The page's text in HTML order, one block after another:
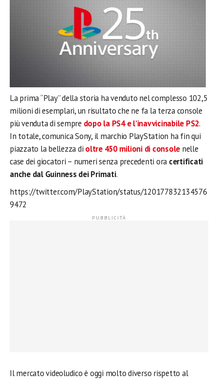
La prima “Play” della storia ha venduto nel complesso 102,5
milioni di esemplari, un risultato che ne fa la terza console
più venduta di sempre dopo la PS4 e l’inavvicinabile PS2.
In totale, comunica Sony, il marchio PlayStation ha fin qui
piazzato la bellezza di oltre 450 milioni di console nelle
case dei giocatori – numeri senza precedenti ora certificati
anche dal Guinness dei Primati.
https://twitter.com/PlayStation/status/120177832134576
9472
Il mercato videoludico è oggi molto diverso rispetto al